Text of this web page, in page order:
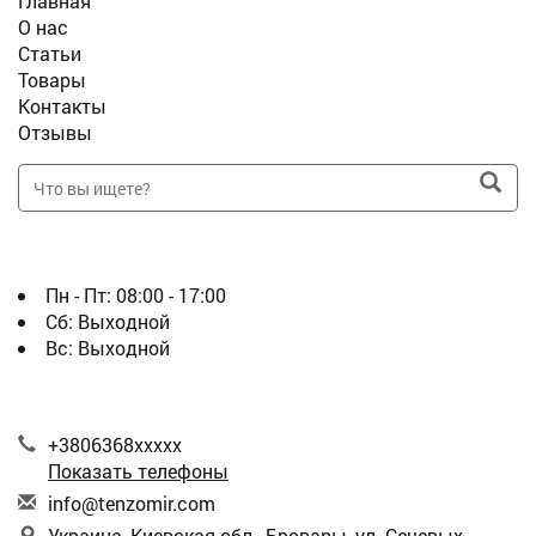
О нас
Статьи
Товары
Контакты
Отзывы
Пн - Пт: 08:00 - 17:00
Сб: Выходной
Вс: Выходной
+3806368xxxxx
Показать телефоны
info@tenzomir.com